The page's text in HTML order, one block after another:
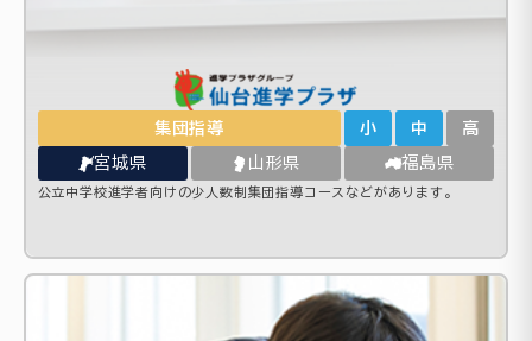
集団指導 小 中 高
宮城県 山形県 福島県
公立中学校進学者向けの少人数制集団指導コースなどがあります。